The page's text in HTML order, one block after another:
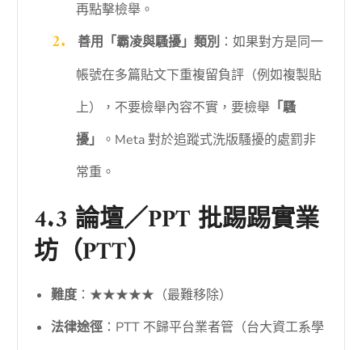
再點擊檢舉。
善用「霸凌與騷擾」類別 ：如果對方是同一
帳號在多篇貼文下重複留負評（例如複製貼
上），不要檢舉內容不實，要檢舉「騷
擾」
。Meta 對於追蹤式洗版騷擾的處罰非
常重。
4.3 論壇／PPT 批踢踢實業
坊（PTT）
難度 ：★★★★★（最難移除）
法律途徑 ：PTT 不歸平台業者管（台大資工系學